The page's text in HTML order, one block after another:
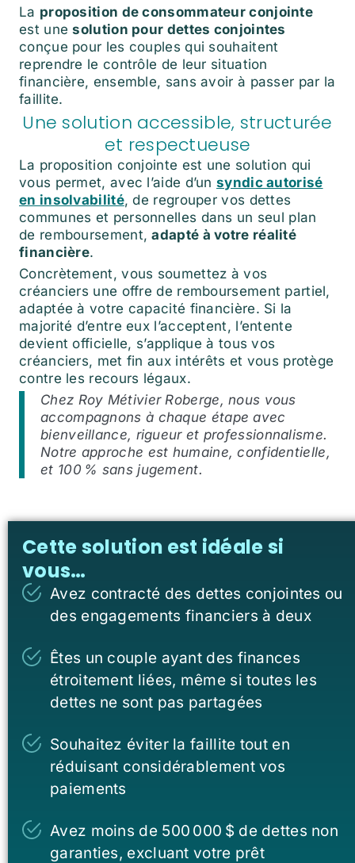
La proposition de consommateur conjointe
est unesolution pour dettes conjointes
conçue pour les couples qui souhaitent
reprendre le contrôle de leur situation
financière, ensemble, sans avoir à passer par la
faillite.
Une solution accessible, structurée
et respectueuse
La proposition conjointe est une solution qui
vous permet, avec l’aide d’unsyndic autorisé
en insolvabilité, de regrouper vos dettes
communes et personnelles dans un seul plan
de remboursement,adapté à votre réalité
financière.
Concrètement, vous soumettez à vos
créanciers une offre de remboursement partiel,
adaptée à votre capacité financière. Si la
majorité d’entre eux l’acceptent, l’entente
devient officielle, s’applique à tous vos
créanciers, met fin aux intérêts et vous protège
contre les recours légaux.
Chez Roy Métivier Roberge, nous vous
accompagnons à chaque étape avec
bienveillance, rigueur et professionnalisme.
Notre approche est humaine, confidentielle,
et 100 % sans jugement.
Cette solution est idéale si
vous…
Avez contracté des dettes conjointes ou
des engagements financiers à deux
Êtes un couple ayant des finances
étroitement liées, même si toutes les
dettes ne sont pas partagées
Souhaitez éviter la faillite tout en
réduisant considérablement vos
paiements
Avez moins de 500 000 $ de dettes non
garanties, excluant votre prêt